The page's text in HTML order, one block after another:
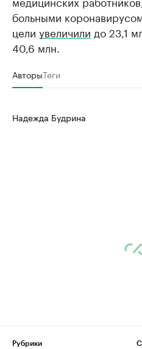
больными
цели увеличили до 23,1
40,6 млн.
АвторыТеги
Надежда Будрина
Рубрики